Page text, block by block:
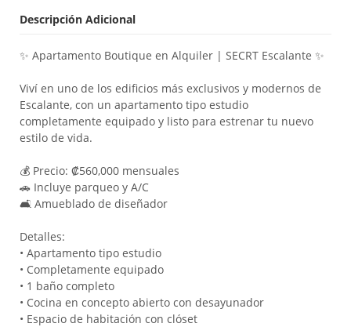
Descripción Adicional
✨ Apartamento Boutique en Alquiler | SECRT Escalante ✨
Viví en uno de los edificios más exclusivos y modernos de
Escalante, con un apartamento tipo estudio
completamente equipado y listo para estrenar tu nuevo
estilo de vida.
💰 Precio: ₡560,000 mensuales
🚗 Incluye parqueo y A/C
🛋️ Amueblado de diseñador
Detalles:
• Apartamento tipo estudio
• Completamente equipado
• 1 baño completo
• Cocina en concepto abierto con desayunador
• Espacio de habitación con clóset